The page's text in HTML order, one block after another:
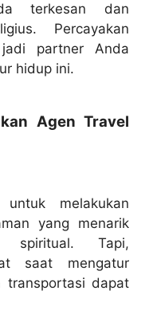
terkesan dan
Percayakan
partner Anda
hidup ini.
Agen Travel
untuk melakukan
yang menarik
spiritual. Tapi,
saat mengatur
transportasi dapat